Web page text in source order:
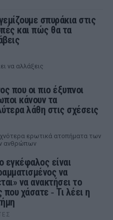
σπυράκια στις
και πώς θα τα
να αλλάξεις
που οι πιο έξυπνοι
κάνουν τα
λάθη στις σχέσεις
ερωτικά ατοπήματα των
ανθρώπων
ο εγκέφαλος είναι
να
να ανακτήσει το
που χάσατε ‑ Τι λέει η